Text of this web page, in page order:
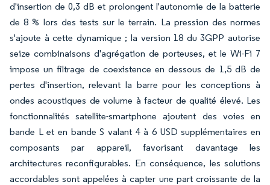
d'insertion de 0,3 dB et prolongent l'autonomie de la batterie
de 8 % lors des tests sur le terrain. La pression des normes
s'ajoute à cette dynamique ; la version 18 du 3GPP autorise
seize combinaisons d'agrégation de porteuses, et le Wi-Fi 7
impose un filtrage de coexistence en dessous de 1,5 dB de
pertes d'insertion, relevant la barre pour les conceptions à
ondes acoustiques de volume à facteur de qualité élevé. Les
fonctionnalités satellite-smartphone ajoutent des voies en
bande L et en bande S valant 4 à 6 USD supplémentaires en
composants par appareil, favorisant davantage les
architectures reconfigurables. En conséquence, les solutions
accordables sont appelées à capter une part croissante de la